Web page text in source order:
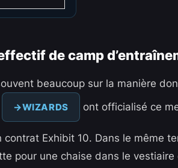
de camp
beaucoup sur la manière
WIZARDS ont officialisé ce
contrat Exhibit 10. Dans le même
pour une chaise dans le